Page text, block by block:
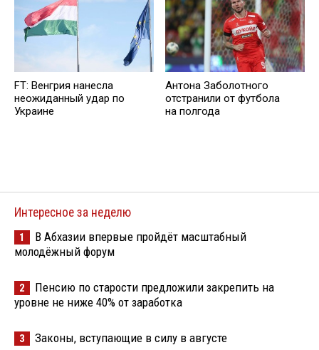
FT: Венгрия нанесла
неожиданный удар по
Украине
Антона Заболотного
отстранили от футбола
на полгода
Интересное за неделю
1
В Абхазии впервые пройдёт масштабный
молодёжный форум
2
Пенсию по старости предложили закрепить на
уровне не ниже 40% от заработка
3 Законы, вступающие в силу в августе